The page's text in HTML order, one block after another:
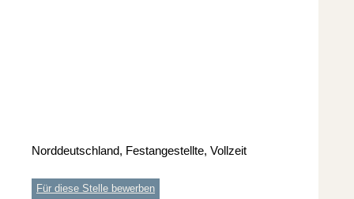
Norddeutschland, Festangestellte, Vollzeit
Für diese Stelle bewerben